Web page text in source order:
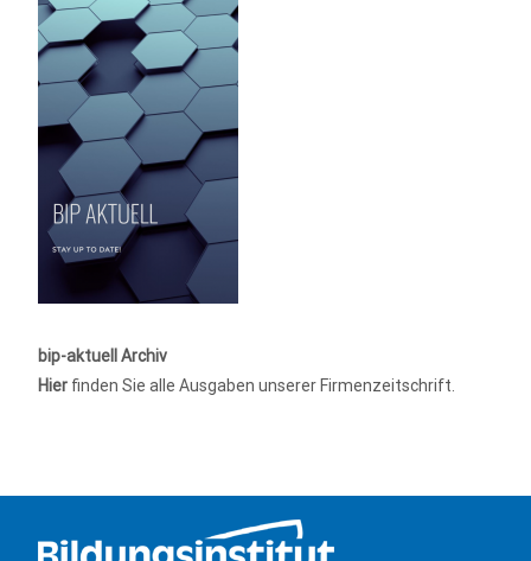
bip-aktuell Archiv
Hier finden Sie alle Ausgaben unserer Firmenzeitschrift.